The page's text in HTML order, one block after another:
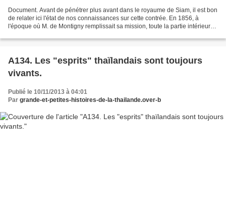
Document. Avant de pénétrer plus avant dans le royaume de Siam, il est bon
de relater ici l'état de nos connaissances sur cette contrée. En 1856, à
l'époque où M. de Montigny remplissait sa mission, toute la partie intérieure
A134. Les "esprits" thaïlandais sont toujours
vivants.
Publié le 10/11/2013 à 04:01
Par grande-et-petites-histoires-de-la-thailande.over-b